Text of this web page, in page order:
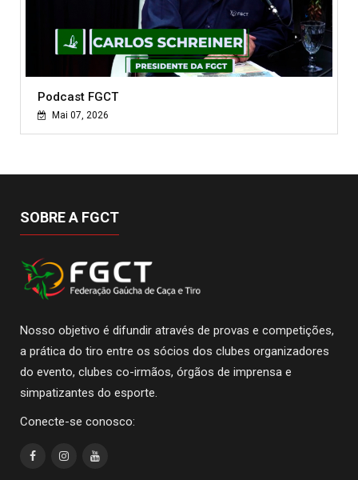
Podcast FGCT
Mai 07, 2026
SOBRE A FGCT
Nosso objetivo é difundir através de provas e competições,
a prática do tiro entre os sócios dos clubes organizadores
do evento, clubes co-irmãos, órgãos de imprensa e
simpatizantes do esporte.
Conecte-se conosco: